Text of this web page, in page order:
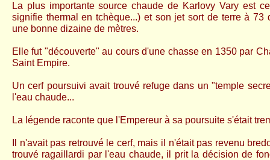
La plus importante source chaude de Karlovy Vary est
signifie thermal en tchèque...) et son jet sort de terre à 73
une bonne dizaine de mètres.
Elle fut "découverte" au cours d'une chasse en 1350 par
Saint Empire.
Un cerf poursuivi avait trouvé refuge dans un "temple
l'eau chaude...
La légende raconte que l'Empereur à sa poursuite s'était
Il n'avait pas retrouvé le cerf, mais il n'était pas revenu
trouvé ragaillardi par l'eau chaude, il prit la décision de